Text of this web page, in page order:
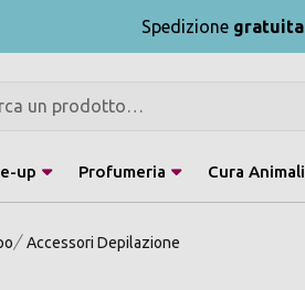
Spedizione gratuita
up Profumeria Cura Animali
Accessori Depilazione